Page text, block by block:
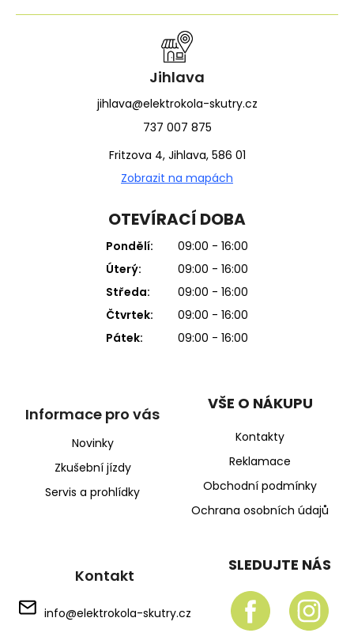
Jihlava
jihlava@elektrokola-skutry.cz
737 007 875
Fritzova 4, Jihlava, 586 01
Zobrazit na mapách
OTEVÍRACÍ DOBA
Pondělí:
09:00 - 16:00
Úterý:
09:00 - 16:00
Středa:
09:00 - 16:00
Čtvrtek:
09:00 - 16:00
Pátek:
09:00 - 16:00
Informace pro vás
Novinky
Zkušební jízdy
Servis a prohlídky
VŠE O NÁKUPU
Kontakty
Reklamace
Obchodní podmínky
Ochrana osobních údajů
Kontakt
info@elektrokola-skutry.cz
SLEDUJTE NÁS